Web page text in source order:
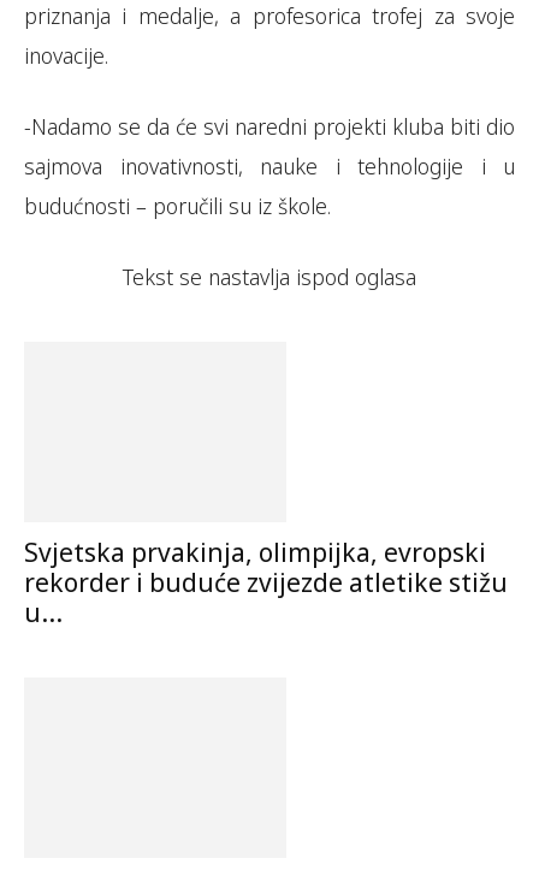
priznanja i medalje, a profesorica trofej za svoje
inovacije.
-Nadamo se da će svi naredni projekti kluba biti dio
sajmova inovativnosti, nauke i tehnologije i u
budućnosti – poručili su iz škole.
Tekst se nastavlja ispod oglasa
Svjetska prvakinja, olimpijka, evropski
rekorder i buduće zvijezde atletike stižu
u...